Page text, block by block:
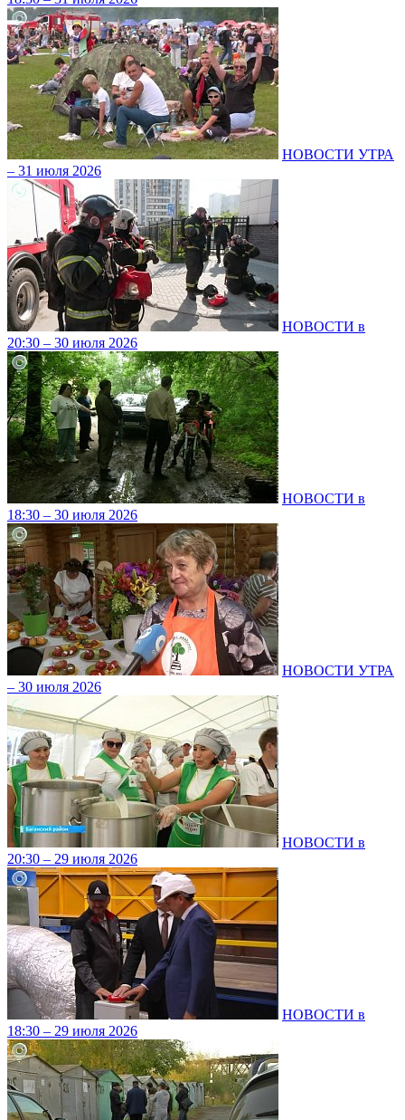
НОВОСТИ УТРА
– 31 июля 2026
НОВОСТИ в
20:30 – 30 июля 2026
НОВОСТИ в
18:30 – 30 июля 2026
НОВОСТИ УТРА
– 30 июля 2026
НОВОСТИ в
20:30 – 29 июля 2026
НОВОСТИ в
18:30 – 29 июля 2026